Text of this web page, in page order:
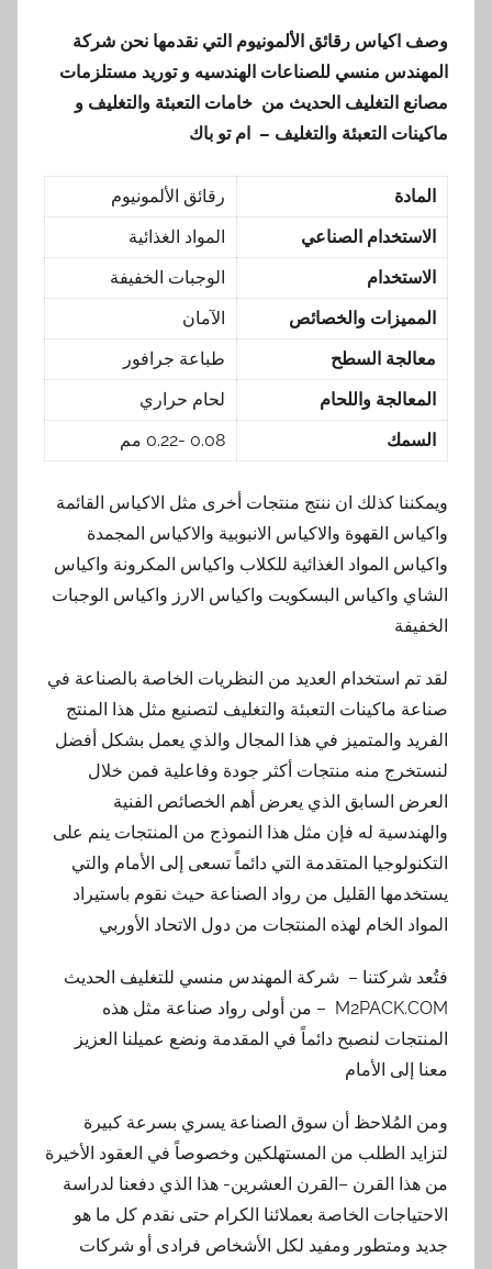
وصف اكياس رقائق الألمونيوم التي نقدمها نحن شركة
المهندس منسي للصناعات الهندسيه و توريد مستلزمات
مصانع التغليف الحديث من خامات التعبئة والتغليف و
ماكينات التعبئة والتغليف – ام تو باك
المادة
رقائق الألمونيوم
الاستخدام الصناعي
المواد الغذائية
الاستخدام
الوجبات الخفيفة
المميزات والخصائص
الآمان
معالجة السطح
طباعة جرافور
المعالجة واللحام
لحام حراري
السمك
0.08 -0.22 مم
ويمكننا كذلك ان ننتج منتجات أخرى مثل الاكياس القائمة
واكياس القهوة والاكياس الانبوبية والاكياس المجمدة
واكياس المواد الغذائية للكلاب واكياس المكرونة واكياس
الشاي واكياس البسكويت واكياس الارز واكياس الوجبات
الخفيفة
لقد تم استخدام العديد من النظريات الخاصة بالصناعة في
صناعة ماكينات التعبئة والتغليف لتصنيع مثل هذا المنتج
الفريد والمتميز في هذا المجال والذي يعمل بشكل أفضل
لنستخرج منه منتجات أكثر جودة وفاعلية فمن خلال
العرض السابق الذي يعرض أهم الخصائص الفنية
والهندسية له فإن مثل هذا النموذج من المنتجات ينم على
التكنولوجيا المتقدمة التي دائماً تسعى إلى الأمام والتي
يستخدمها القليل من رواد الصناعة حيث نقوم باستيراد
المواد الخام لهذه المنتجات من دول الاتحاد الأوربي
فتُعد شركتنا – شركة المهندس منسي للتغليف الحديث
M2PACK.COM – من أولى رواد صناعة مثل هذه
المنتجات لنصبح دائماً في المقدمة ونضع عميلنا العزيز
معنا إلى الأمام
ومن المُلاحظ أن سوق الصناعة يسري بسرعة كبيرة
لتزايد الطلب من المستهلكين وخصوصاً في العقود الأخيرة
من هذا القرن –القرن العشرين- هذا الذي دفعنا لدراسة
الاحتياجات الخاصة بعملائنا الكرام حتى نقدم كل ما هو
جديد ومتطور ومفيد لكل الأشخاص فرادى أو شركات